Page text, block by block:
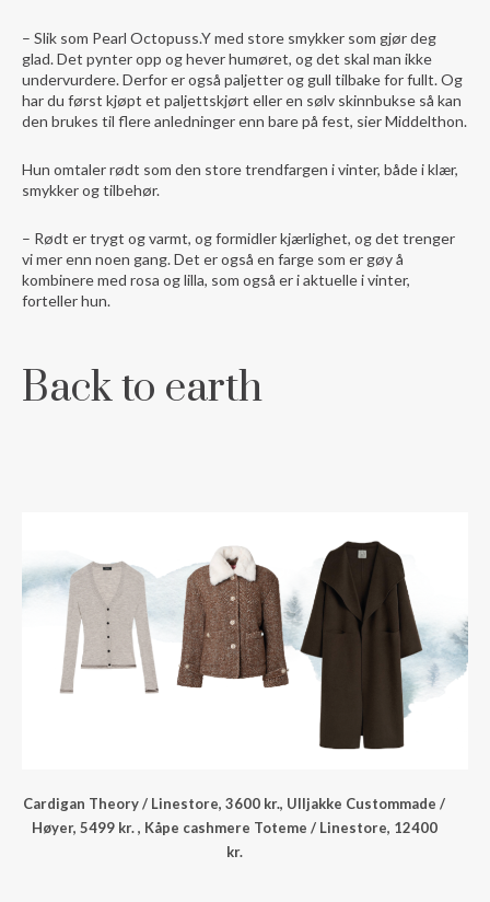
– Slik som Pearl Octopuss.Y med store smykker som gjør deg
glad. Det pynter opp og hever humøret, og det skal man ikke
undervurdere. Derfor er også paljetter og gull tilbake for fullt. Og
har du først kjøpt et paljettskjørt eller en sølv skinnbukse så kan
den brukes til flere anledninger enn bare på fest, sier Middelthon.
Hun omtaler rødt som den store trendfargen i vinter, både i klær,
smykker og tilbehør.
– Rødt er trygt og varmt, og formidler kjærlighet, og det trenger
vi mer enn noen gang. Det er også en farge som er gøy å
kombinere med rosa og lilla, som også er i aktuelle i vinter,
forteller hun.
Back to earth
Cardigan Theory / Linestore, 3600 kr., Ulljakke Custommade /
Høyer, 5499 kr. , Kåpe cashmere Toteme / Linestore, 12400
kr.